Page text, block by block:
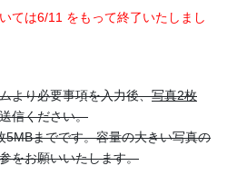
ては6/11 をもって終了いたしまし
より必要事項を入力後、写真2枚
信ください。
までです。容量の大きい写真の
をお願いいたします。